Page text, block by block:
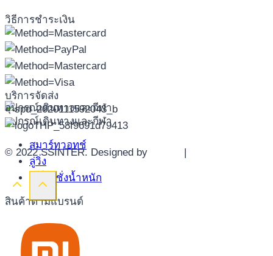
อุปกรณ์เดินทางและกีฬา
อุปกรณ์เดินทางและกีฬา
สมาร์ทวอทช์
ลู่วิ่ง
เครื่องชั่งน้ำหนัก
สินค้าตามแบรนด์
วิธีการชำระเงิน
บริการจัดส่ง
© 2022 SSINTER. Designed by |